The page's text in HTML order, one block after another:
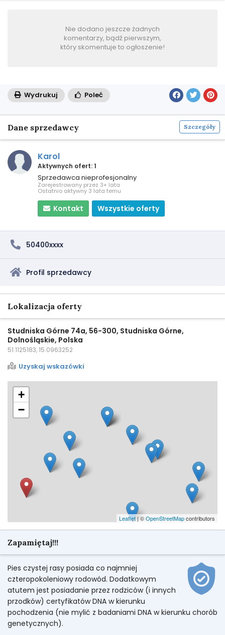
Nie dodano jeszcze żadnych
komentarzy, bądź pierwszym,
który skomentuje to ogłoszenie!
Wydrukuj Poleć
Dane sprzedawcy Szczegóły
Karol
Aktywnych ofert: 1
Sprzedawca nieprofesjonalny
Zarejestrowany przez 3+ lata
Ostatnio aktywny 3 lata temu
Kontakt Wszystkie oferty
50400xxxx
Profil sprzedawcy
Lokalizacja oferty
Studniska Górne 74a, 56-300, Studniska Górne,
Dolnośląskie, Polska
51.1125183, 15.0963252
Uzyskaj wskazówki
+
−
Leaflet | ©OpenStreetMapcontributors
Zapamiętaj!!!
Pies czystej rasy posiada co najmniej
czteropokoleniowy rodowód. Dodatkowym
atutem jest posiadanie przez rodziców (i innych
przodków) certyfikatów DNA w kierunku
pochodzenia (nie mylić z badaniami DNA w kierunku chorób
genetycznych).